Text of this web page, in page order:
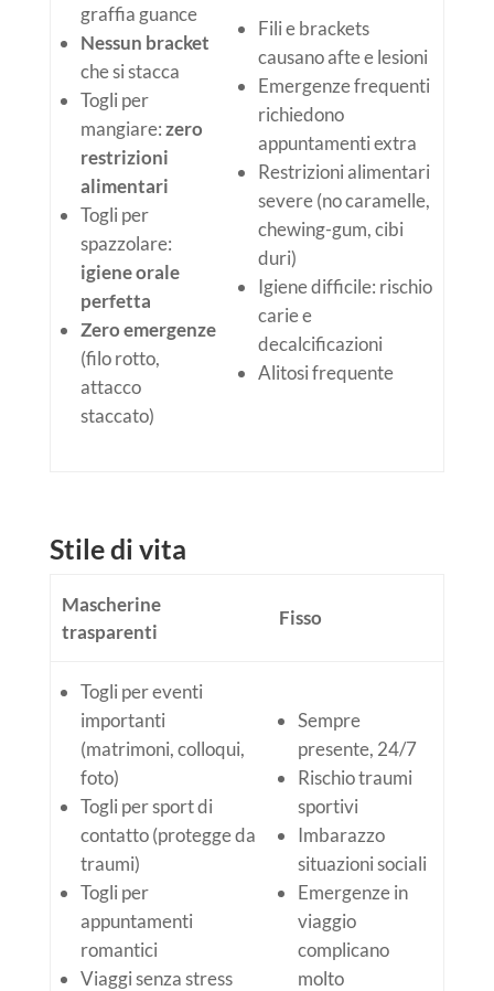
graffia guance
Nessun bracket
che si stacca
Togli per
mangiare:zero
restrizioni
alimentari
Togli per
spazzolare:
igiene orale
perfetta
Zero emergenze
(filo rotto,
attacco
staccato)
Fili e brackets
causano afte e lesioni
Emergenze frequenti
richiedono
appuntamenti extra
Restrizioni alimentari
severe (no caramelle,
chewing-gum, cibi
duri)
Igiene difficile: rischio
carie e
decalcificazioni
Alitosi frequente
Stile di vita
Mascherine
trasparenti
Fisso
Togli per eventi
importanti
(matrimoni, colloqui,
foto)
Togli per sport di
contatto (protegge da
traumi)
Togli per
appuntamenti
romantici
Viaggi senza stress
Sempre
presente, 24/7
Rischio traumi
sportivi
Imbarazzo
situazioni sociali
Emergenze in
viaggio
complicano
molto